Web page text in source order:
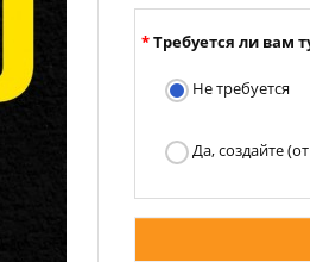
Требуется ли вам
Не требуется
Да, создайте